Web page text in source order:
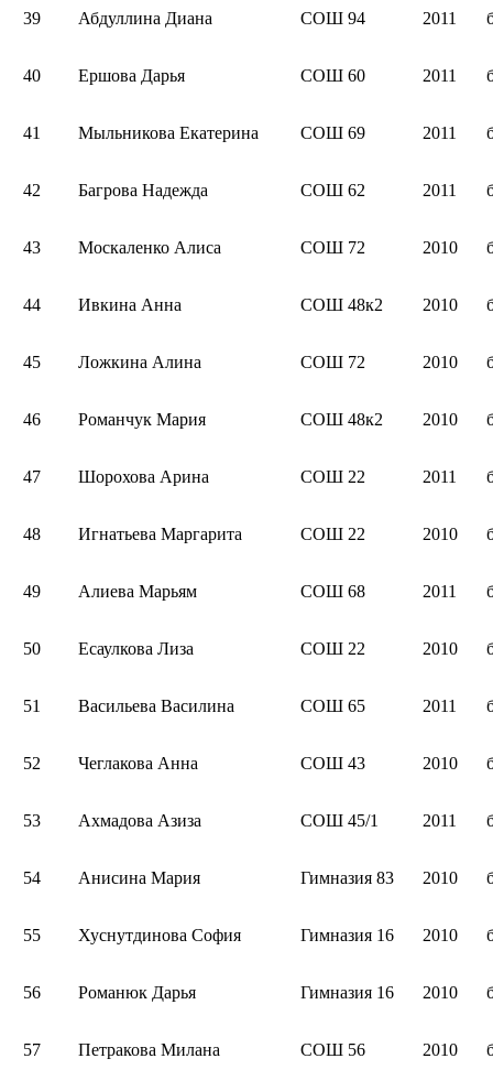
39 Абдуллина Диана СОШ 94 2011
40 Ершова Дарья СОШ 60 2011
41 Мыльникова Екатерина СОШ 69 2011
42 Багрова Надежда СОШ 62 2011
43 Москаленко Алиса СОШ 72 2010
44 Ивкина Анна СОШ 48к2 2010
45 Ложкина Алина СОШ 72 2010
46 Романчук Мария СОШ 48к2 2010
47 Шорохова Арина СОШ 22 2011
48 Игнатьева Маргарита СОШ 22 2010
49 Алиева Марьям СОШ 68 2011
50 Есаулкова Лиза СОШ 22 2010
51 Васильева Василина СОШ 65 2011
52 Чеглакова Анна СОШ 43 2010
53 Ахмадова Азиза СОШ 45/1 2011
54 Анисина Мария Гимназия 83 2010
55 Хуснутдинова София Гимназия 16 2010
56 Романюк Дарья Гимназия 16 2010
57 Петракова Милана СОШ 56 2010